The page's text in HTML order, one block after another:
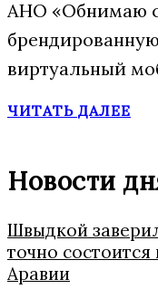
АНО «Обнимаю
виртуальный
ЧИТАТЬ ДАЛЕЕ
Новости
Швыдкой
точно состоится
Аравии